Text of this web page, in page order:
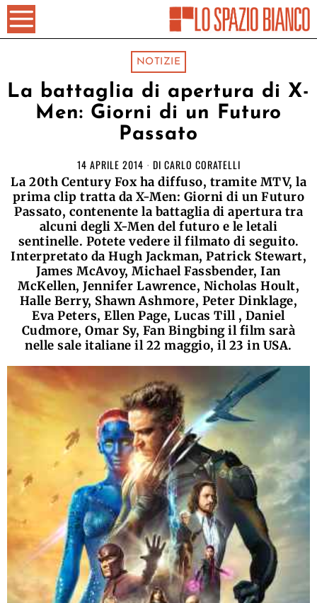
NOTIZIE
La battaglia di apertura di X-
Men: Giorni di un Futuro
Passato
14 APRILE 2014 DI CARLO CORATELLI
La 20th Century Fox ha diffuso, tramite MTV, la
prima clip tratta da X-Men: Giorni di un Futuro
Passato, contenente la battaglia di apertura tra
alcuni degli X-Men del futuro e le letali
sentinelle. Potete vedere il filmato di seguito.
Interpretato da Hugh Jackman, Patrick Stewart,
James McAvoy, Michael Fassbender, Ian
McKellen, Jennifer Lawrence, Nicholas Hoult,
Halle Berry, Shawn Ashmore, Peter Dinklage,
Eva Peters, Ellen Page, Lucas Till , Daniel
Cudmore, Omar Sy, Fan Bingbing il film sarà
nelle sale italiane il 22 maggio, il 23 in USA.